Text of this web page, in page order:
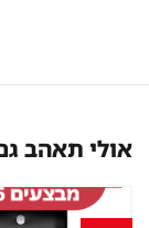
אולי תאהב